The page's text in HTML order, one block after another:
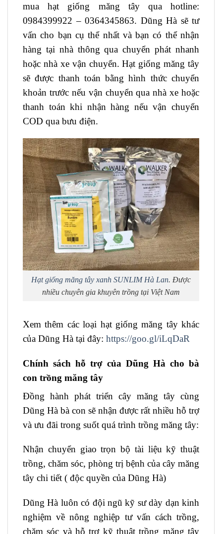
mua hạt giống măng tây qua hotline:
0984399922 – 0364345863. Dũng Hà sẽ tư
vấn cho bạn cụ thể nhất và bạn có thể nhận
hàng tại nhà thông qua chuyển phát nhanh
hoặc nhà xe vận chuyển. Hạt giống măng tây
sẽ được thanh toán bằng hình thức chuyển
khoản trước nếu vận chuyển qua nhà xe hoặc
thanh toán khi nhận hàng nếu vận chuyển
COD qua bưu điện.
Hạt giống măng tây xanh SUNLIM Hà Lan. Được
nhiều chuyên gia khuyên trồng tại Việt Nam
Xem thêm các loại hạt giống măng tây khác
của Dũng Hà tại đây: https://goo.gl/iLqDaR
Chính sách hỗ trợ của Dũng Hà cho bà
con trồng măng tây
Đồng hành phát triển cây măng tây cùng
Dũng Hà bà con sẽ nhận được rất nhiều hỗ trợ
và ưu đãi trong suốt quá trình trồng măng tây:
Nhận chuyển giao trọn bộ tài liệu kỹ thuật
trồng, chăm sóc, phòng trị bệnh của cây măng
tây chi tiết ( độc quyền của Dũng Hà)
Dũng Hà luôn có đội ngũ kỹ sư dày dạn kinh
nghiệm về nông nghiệp tư vấn cách trồng,
chăm sóc và hỗ trợ kỹ thuật trồng măng tây